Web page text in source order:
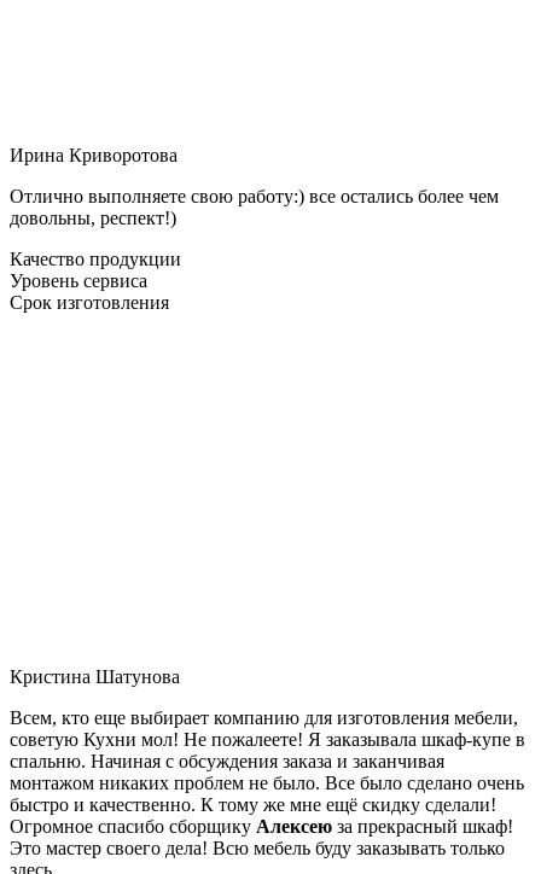
Ирина Криворотова
Отлично выполняете свою работу:) все остались более чем
довольны, респект!)
Качество продукции
Уровень сервиса
Срок изготовления
Кристина Шатунова
Всем, кто еще выбирает компанию для изготовления мебели,
советую Кухни мол! Не пожалеете! Я заказывала шкаф-купе в
спальню. Начиная с обсуждения заказа и заканчивая
монтажом никаких проблем не было. Все было сделано очень
быстро и качественно. К тому же мне ещё скидку сделали!
Огромное спасибо сборщику Алексею за прекрасный шкаф!
Это мастер своего дела! Всю мебель буду заказывать только
здесь.